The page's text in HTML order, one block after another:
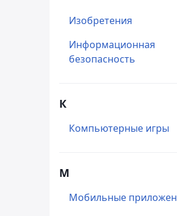
Изобретения
Информационная
безопасность
К
Компьютерные игры
М
Мобильные